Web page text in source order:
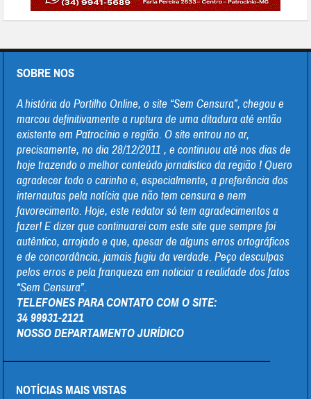
SOBRE NOS
A história do Portilho Online, o site “Sem Censura”, chegou e
marcou definitivamente a ruptura de uma ditadura até então
existente em Patrocínio e região. O site entrou no ar,
precisamente, no dia 28/12/2011 , e continuou até nos dias de
hoje trazendo o melhor conteúdo jornalistico da região ! Quero
agradecer todo o carinho e, especialmente, a preferência dos
internautas pela notícia que não tem censura e nem
favorecimento. Hoje, este redator só tem agradecimentos a
fazer! E dizer que continuarei com este site que sempre foi
autêntico, arrojado e que, apesar de alguns erros ortográficos
e de concordância, jamais fugiu da verdade. Peço desculpas
pelos erros e pela franqueza em noticiar a realidade dos fatos
“Sem Censura”.
TELEFONES PARA CONTATO COM O SITE:
34 99931-2121
NOSSO DEPARTAMENTO JURÍDICO
NOTÍCIAS MAIS VISTAS